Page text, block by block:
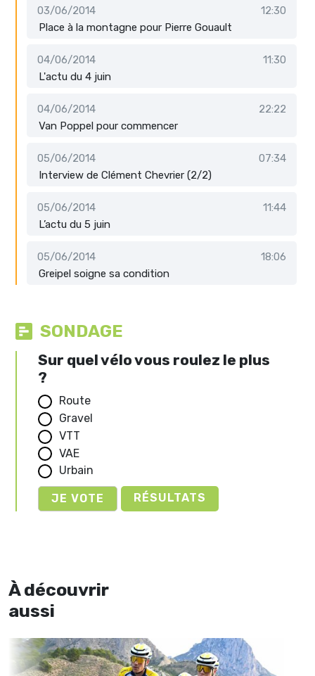
03/06/2014
12:30
Place à la montagne pour Pierre Gouault
04/06/2014
11:30
L'actu du 4 juin
04/06/2014
22:22
Van Poppel pour commencer
05/06/2014
07:34
Interview de Clément Chevrier (2/2)
05/06/2014
11:44
L’actu du 5 juin
05/06/2014
18:06
Greipel soigne sa condition
SONDAGE
Sur quel vélo vous roulez le plus
?
Route
Gravel
VTT
VAE
Urbain
RÉSULTATS
À découvrir
aussi